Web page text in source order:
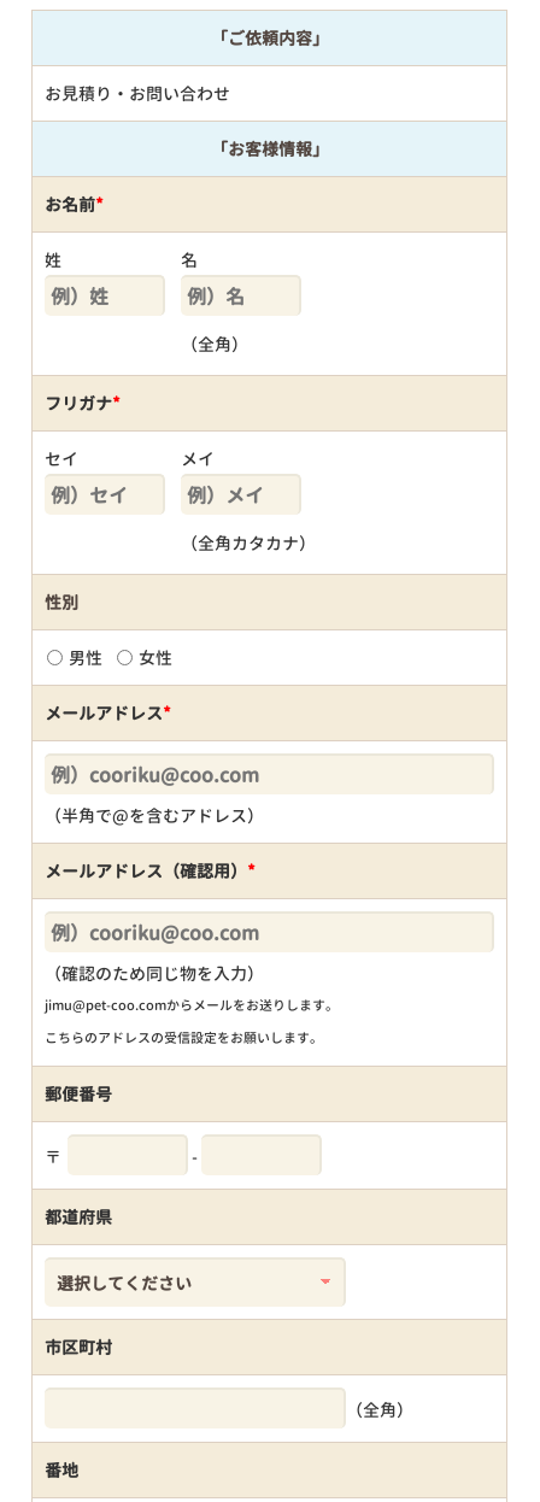
「ご依頼内容」
お見積り・お問い合わせ
「お客様情報」
お名前*
姓 名
（全角）
フリガナ*
セイ メイ
（全角カタカナ）
性別
男性 女性
メールアドレス*
（半角で@を含むアドレス）
メールアドレス（確認用） *
（確認のため同じ物を入力）
jimu@pet-coo.comからメールをお送りします。
こちらのアドレスの受信設定をお願いします。
郵便番号
〒 -
都道府県
市区町村
（全角）
番地